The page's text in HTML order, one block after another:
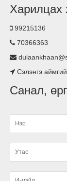
Асьфалтан зам
Харилцах
99215136
70366363
Сэлэнгэ
Санал,